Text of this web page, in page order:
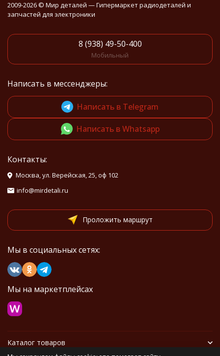
2009-2026 © Мир деталей — Гипермаркет радиодеталей и
запчастей для электроники
8 (938) 49-50-400
Мобильный
Написать в мессенджеры:
Написать в Telegram
Написать в Whatsapp
Контакты:
Москва, ул. Верейская, 25, оф 102
info@mirdetali.ru
Проложить маршрут
Мы в социальных сетях:
Мы на маркетплейсах
Каталог товаров